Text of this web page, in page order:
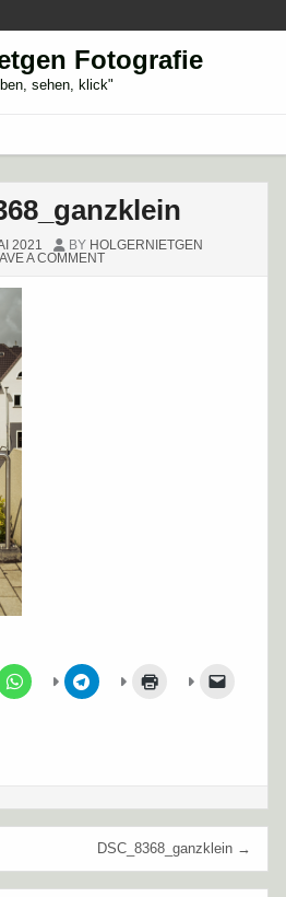
Fotografie
sehen, klick"
2021 BY HOLGERNIETGEN
A COMMENTON
DSC_8368_ganzklein →